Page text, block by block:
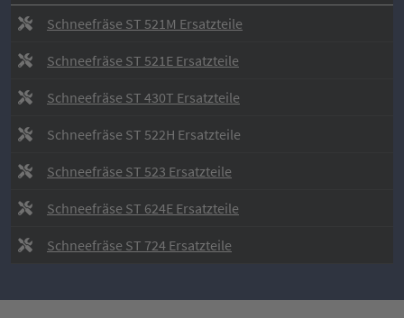
Schneefräse ST 521M Ersatzteile
Schneefräse ST 521E Ersatzteile
Schneefräse ST 430T Ersatzteile
Schneefräse ST 522H Ersatzteile
Schneefräse ST 523 Ersatzteile
Schneefräse ST 624E Ersatzteile
Schneefräse ST 724 Ersatzteile